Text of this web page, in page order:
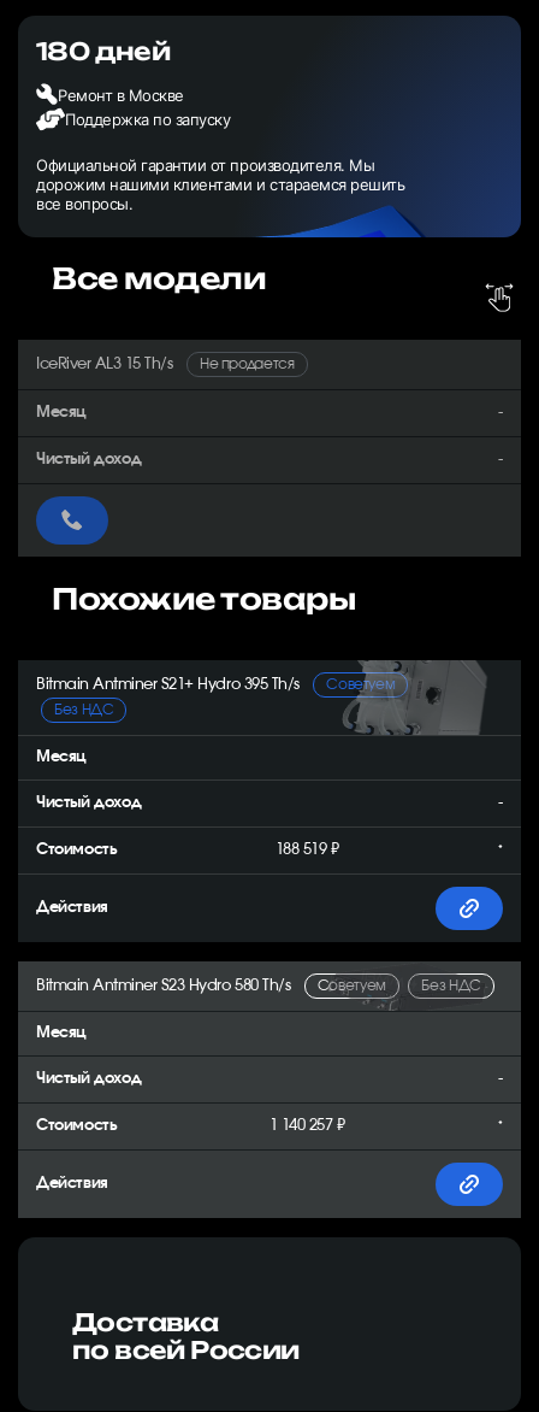
180 дней
Ремонт в Москве
Поддержка по запуску
Официальной гарантии от производителя. Мы
дорожим нашими клиентами и стараемся решить
все вопросы.
Все модели
IceRiver AL3 15 Th/s Не продается
-
-
Похожие товары
Bitmain Antminer S21+ Hydro 395 Th/s
Советуем
Без НДС
-
188 519 ₽ *
Bitmain Antminer S23 Hydro 580 Th/s Советуем Без НДС
-
1 140 257 ₽ *
Доставка
по всей России